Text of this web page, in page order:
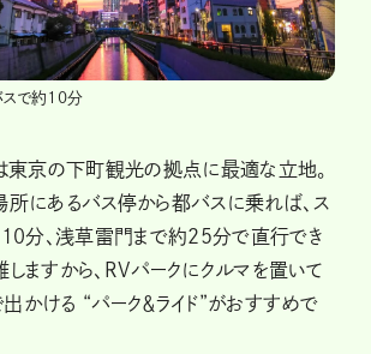
スで約10分
は東京の下町観光の拠点に最適な立地。
にあるバス停から都バスに乗れば、ス
10分、浅草雷門まで約25分で直行でき
しますから、RVパークにクルマを置いて
かける “パーク＆ライド”がおすすめで